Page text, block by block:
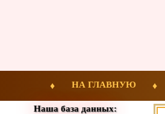
НА ГЛАВНУЮ
Наша база данных: